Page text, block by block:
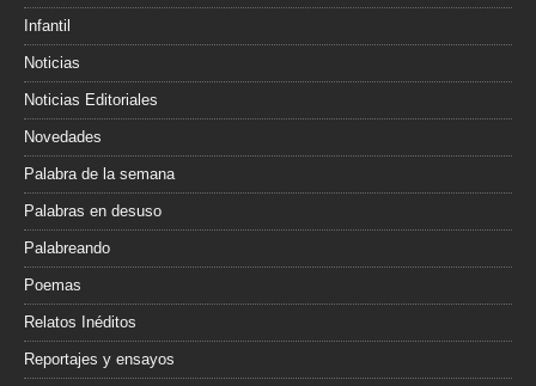
Infantil
Noticias
Noticias Editoriales
Novedades
Palabra de la semana
Palabras en desuso
Palabreando
Poemas
Relatos Inéditos
Reportajes y ensayos